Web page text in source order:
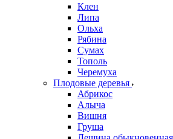
Клен
Липа
Ольха
Рябина
Сумах
Тополь
Черемуха
Плодовые деревья
Абрикос
Алыча
Вишня
Груша